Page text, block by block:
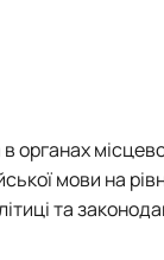
органах
мови на
та